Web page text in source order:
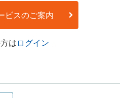
ビスのご案内
は ログイン